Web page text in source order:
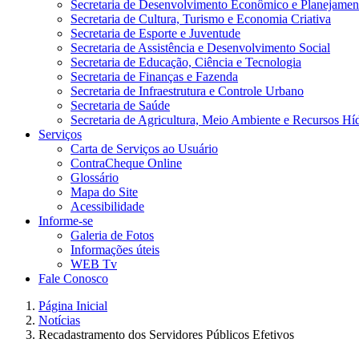
Secretaria de Desenvolvimento Econômico e
Secretaria de Cultura, Turismo e Economia Criativa
Secretaria de Esporte e Juventude
Secretaria de Assistência e Desenvolvimento Social
Secretaria de Educação, Ciência e Tecnologia
Secretaria de Finanças e Fazenda
Secretaria de Infraestrutura e Controle Urbano
Secretaria de Saúde
Secretaria de Agricultura, Meio Ambiente e Recursos
Serviços
Carta de Serviços ao Usuário
ContraCheque Online
Glossário
Mapa do Site
Acessibilidade
Informe-se
Galeria de Fotos
Informações úteis
WEB Tv
Fale Conosco
Página Inicial
Notícias
Recadastramento dos Servidores Públicos Efetivos